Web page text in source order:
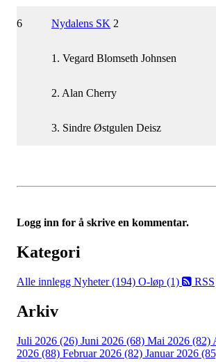
6 Nydalens SK 2
1. Vegard Blomseth Johnsen
2. Alan Cherry
3. Sindre Østgulen Deisz
Logg inn for å skrive en kommentar.
Kategori
Alle innlegg Nyheter (194) O-løp (1) RSS
Arkiv
Juli 2026 (26) Juni 2026 (68) Mai 2026 (82)
2026 (88) Februar 2026 (82) Januar 2026